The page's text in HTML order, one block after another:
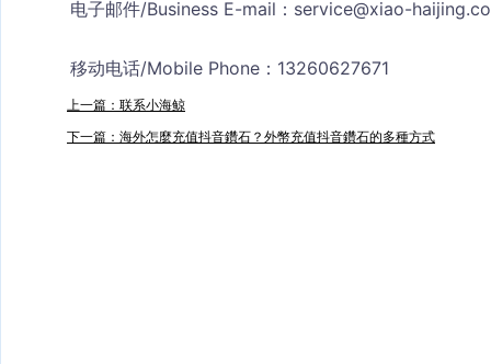
电子邮件/Business E-mail： service@xiao-
移动电话/Mobile Phone：13260627671
上一篇：联系小海鲸
下一篇：海外怎麼充值抖音鑽石？外幣充值抖音鑽石的多種方式